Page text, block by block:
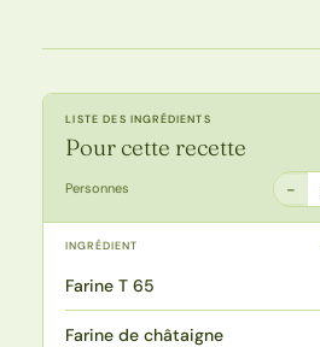
LISTE DES INGRÉDIENTS
Pour cette recette
Personnes −
INGRÉDIENT
Farine T 65
Farine de châtaigne